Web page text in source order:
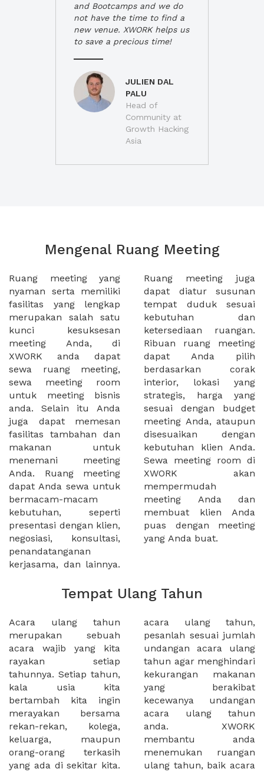
and Bootcamps and we do
not have the time to find a
new venue. XWORK helps us
to save a precious time!
JULIEN DAL
PALU
Head of
Community at
Growth Hacking
Asia
Mengenal Ruang Meeting
Ruang meeting yang
nyaman serta memiliki
fasilitas yang lengkap
merupakan salah satu
kunci kesuksesan
meeting Anda, di
XWORK anda dapat
sewa ruang meeting,
sewa meeting room
untuk meeting bisnis
anda. Selain itu Anda
juga dapat memesan
fasilitas tambahan dan
makanan untuk
menemani meeting
Anda. Ruang meeting
dapat Anda sewa untuk
bermacam-macam
kebutuhan, seperti
presentasi dengan klien,
negosiasi, konsultasi,
penandatanganan
kerjasama, dan lainnya.
Ruang meeting juga
dapat diatur susunan
tempat duduk sesuai
kebutuhan dan
ketersediaan ruangan.
Ribuan ruang meeting
dapat Anda pilih
berdasarkan corak
interior, lokasi yang
strategis, harga yang
sesuai dengan budget
meeting Anda, ataupun
disesuaikan dengan
kebutuhan klien Anda.
Sewa meeting room di
XWORK akan
mempermudah
meeting Anda dan
membuat klien Anda
puas dengan meeting
yang Anda buat.
Tempat Ulang Tahun
Acara ulang tahun
merupakan sebuah
acara wajib yang kita
rayakan setiap
tahunnya. Setiap tahun,
kala usia kita
bertambah kita ingin
merayakan bersama
rekan-rekan, kolega,
keluarga, maupun
orang-orang terkasih
yang ada di sekitar kita.
acara ulang tahun,
pesanlah sesuai jumlah
undangan acara ulang
tahun agar menghindari
kekurangan makanan
yang berakibat
kecewanya undangan
acara ulang tahun
anda. XWORK
membantu anda
menemukan ruangan
ulang tahun, baik acara